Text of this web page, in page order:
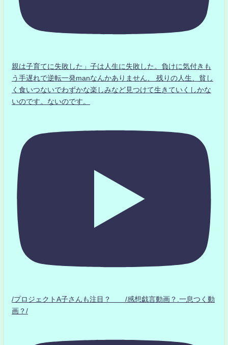
親は子育てに失敗した」子は人生に失敗した。負けに気付きも
う手遅れで逆転一発manなんかありません、 残りの人生、貧し
く食いつないでわずかな楽しみなど見つけて生きていくしかな
いのです。ないのです。
/プロジェクトA子さんも注目？ /感想戯言動画？.一息つく動
画？/